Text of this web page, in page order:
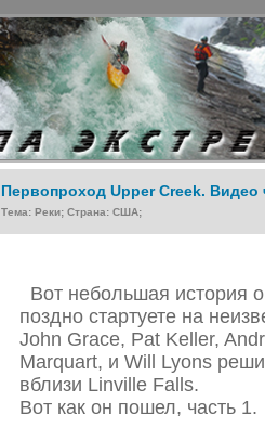
Первопроход Upper Creek. Видео
Тема: Реки; Страна: США;
Вот небольшая история
поздно стартуете на
John Grace, Pat Keller,
Marquart, и Will Lyons
вблизи Linville Falls.
Вот как он пошел, часть 1.